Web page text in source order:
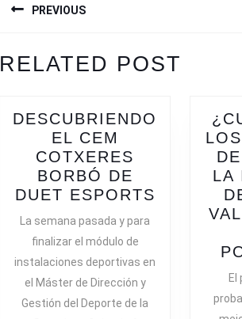
DE
ENTRADAS
PREVIOUS
post:
RELATED POST
DESCUBRIENDO
EL CEM
COTXERES
BORBÓ DE
DUET ESPORTS
BORBÓ
La semana pasada y para
finalizar el módulo de
instalaciones deportivas en
el Máster de Dirección y
Gestión del Deporte de la
LA
El